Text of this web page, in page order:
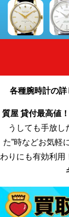
各種腕時計の
質屋 貸付最高値
うしても手放
た”時などお気軽
わりにも有効利用